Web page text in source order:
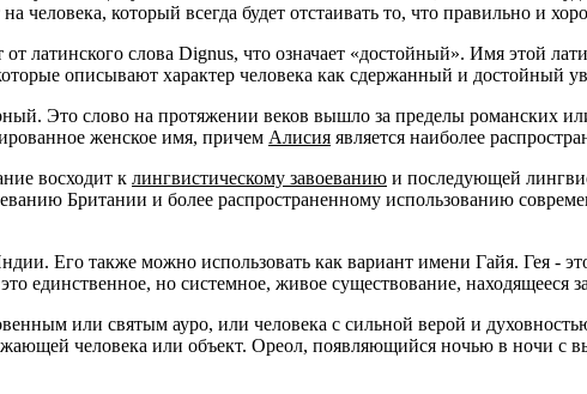
человека, который всегда будет отстаивать то, что правильно и
латинского слова Dignus, что означает «достойный». Имя этой
описывают характер человека как сдержанный и достойный
Это слово на протяжении веков вышло за пределы романских
женское имя, причем Алисия является наиболее
восходит к лингвистическому завоеванию и последующей
Британии и более распространенному использованию
Его также можно использовать как вариант имени Гайя. Гея -
единственное, но системное, живое существование, находящееся
или святым ауро, или человека с сильной верой и
человека или объект. Ореол, появляющийся ночью в ночи с